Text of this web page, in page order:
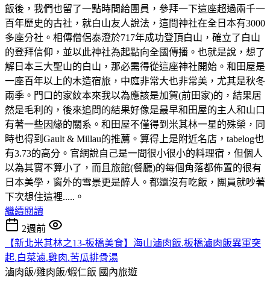
飯後，我們也留了一點時間給團員，參拜一下這座超過兩千一
百年歷史的古社，就白山友人說法，這間神社在全日本有3000
多座分社。相傳僧侶泰澄於717年成功登頂白山，確立了白山
的登拜信仰，並以此神社為起點向全國傳播。也就是說，想了
解日本三大聖山的白山，那必需得從這座神社開始。和田屋是
一座百年以上的木造宿旅，中庭非常大也非常美，尤其是秋冬
兩季。門口的家紋本來我以為應該是加賀(前田家)的，結果居
然是毛利的，後來追問的結果好像是最早和田屋的主人和山口
有著一些因緣的關系。和田屋不僅得到米其林一星的殊榮，同
時也得到Gault & Millau的推薦。算得上是附近名店，tabelog也
有3.73的高分。官網說自己是一間很小很小的料理宿，但個人
以為其實不算小了，而且旅館(餐廳)的每個角落都佈置的很有
日本美學，窗外的雪景更是醉人。都還沒有吃飯，團員就吵著
下次想住這裡.....。
繼續閱讀
2週前
【新北米其林之13-板橋美食】海山滷肉飯.板橋滷肉飯異軍突
起.白菜滷.雞肉.苦瓜排骨湯
滷肉飯/雞肉飯/蝦仁飯 國內旅遊